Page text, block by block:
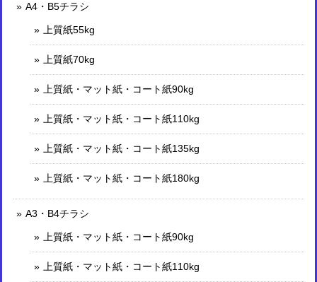
A4・B5チラシ
上質紙55kg
上質紙70kg
上質紙・マット紙・コート紙90kg
上質紙・マット紙・コート紙110kg
上質紙・マット紙・コート紙135kg
上質紙・マット紙・コート紙180kg
A3・B4チラシ
上質紙・マット紙・コート紙90kg
上質紙・マット紙・コート紙110kg